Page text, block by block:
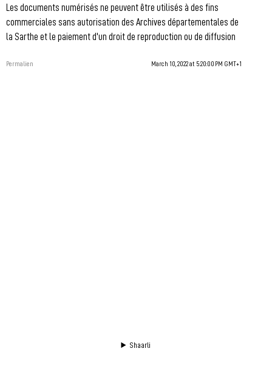
Les documents numérisés ne peuvent être utilisés à des fins
commerciales sans autorisation des Archives départementales de
la Sarthe et le paiement d'un droit de reproduction ou de diffusion
Permalien March 10, 2022 at 5:20:00 PM GMT+1
Shaarli